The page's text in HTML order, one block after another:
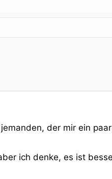
der mir ein
ich denke, es ist